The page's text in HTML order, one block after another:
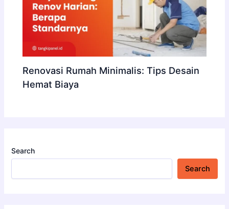
Renovasi Rumah Minimalis: Tips Desain
Hemat Biaya
Search
Search